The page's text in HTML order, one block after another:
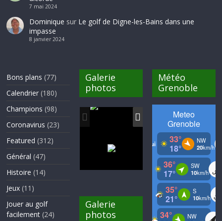
7 mai 2024
Dominique sur Le golf de Digne-les-Bains dans une
impasse
8 janvier 2024
Bons plans (77)
Calendrier (180)
Champions (98)
Coronavirus (23)
Featured (312)
Général (47)
Histoire (14)
Jeux (11)
Jouer au golf
facilement (24)
Galerie
photos
Galerie
photos
Météo
Grenoble